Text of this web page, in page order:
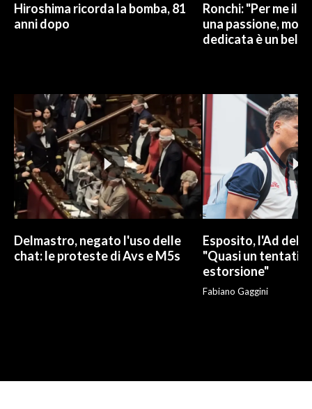
Hiroshima ricorda la bomba, 81
anni dopo
Ronchi: "Per me il
una passione,
dedicata è un bel
Delmastro, negato l'uso delle
chat: le proteste di Avs e M5s
Esposito, l'Ad del
"Quasi un
estorsione"
Fabiano Gaggini